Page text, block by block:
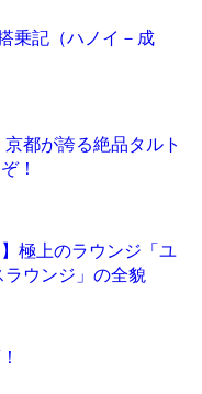
乗記（ハノイ－成
京都が誇る絶品タルト
！
極上のラウンジ「ユ
ウンジ」の全貌